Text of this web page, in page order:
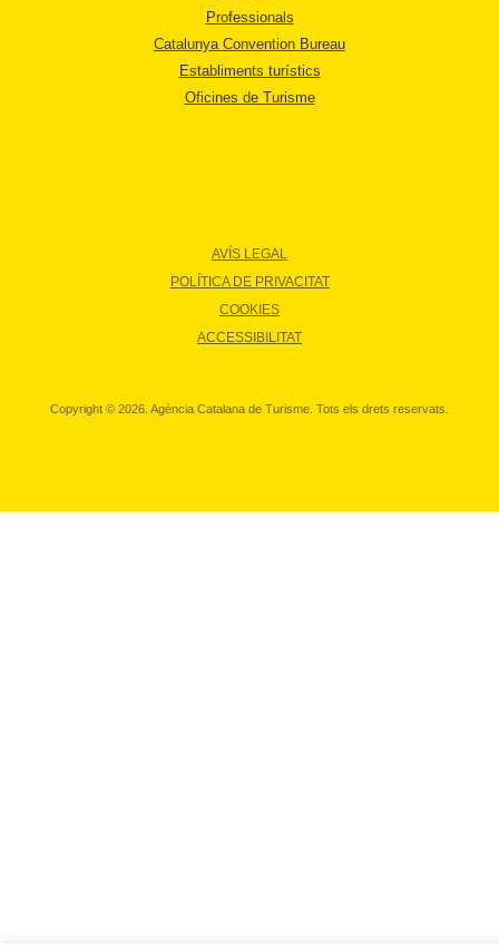
Professionals
Catalunya Convention Bureau
Establiments turístics
Oficines de Turisme
AVÍS LEGAL
POLÍTICA DE PRIVACITAT
COOKIES
ACCESSIBILITAT
Copyright © 2026. Agència Catalana de Turisme. Tots els drets reservats.